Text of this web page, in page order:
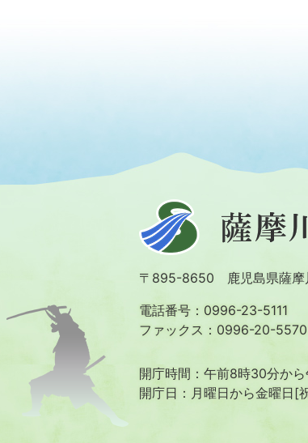
薩
摩
川
内
市
〒895-8650 鹿児島県薩摩
電話番号：0996-23-5111
ファックス：0996-20-5570
開庁時間：午前8時30分か
開庁日：月曜日から金曜日[